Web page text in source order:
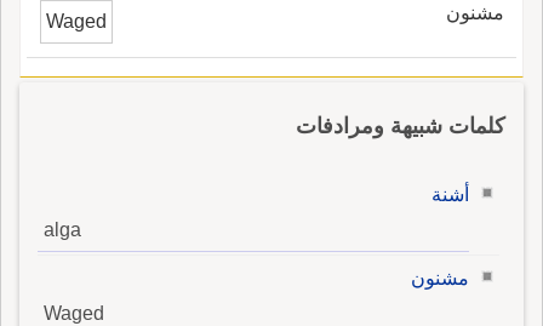
مشنون Waged
كلمات شبيهة ومرادفات
أشنة
alga
مشنون
Waged